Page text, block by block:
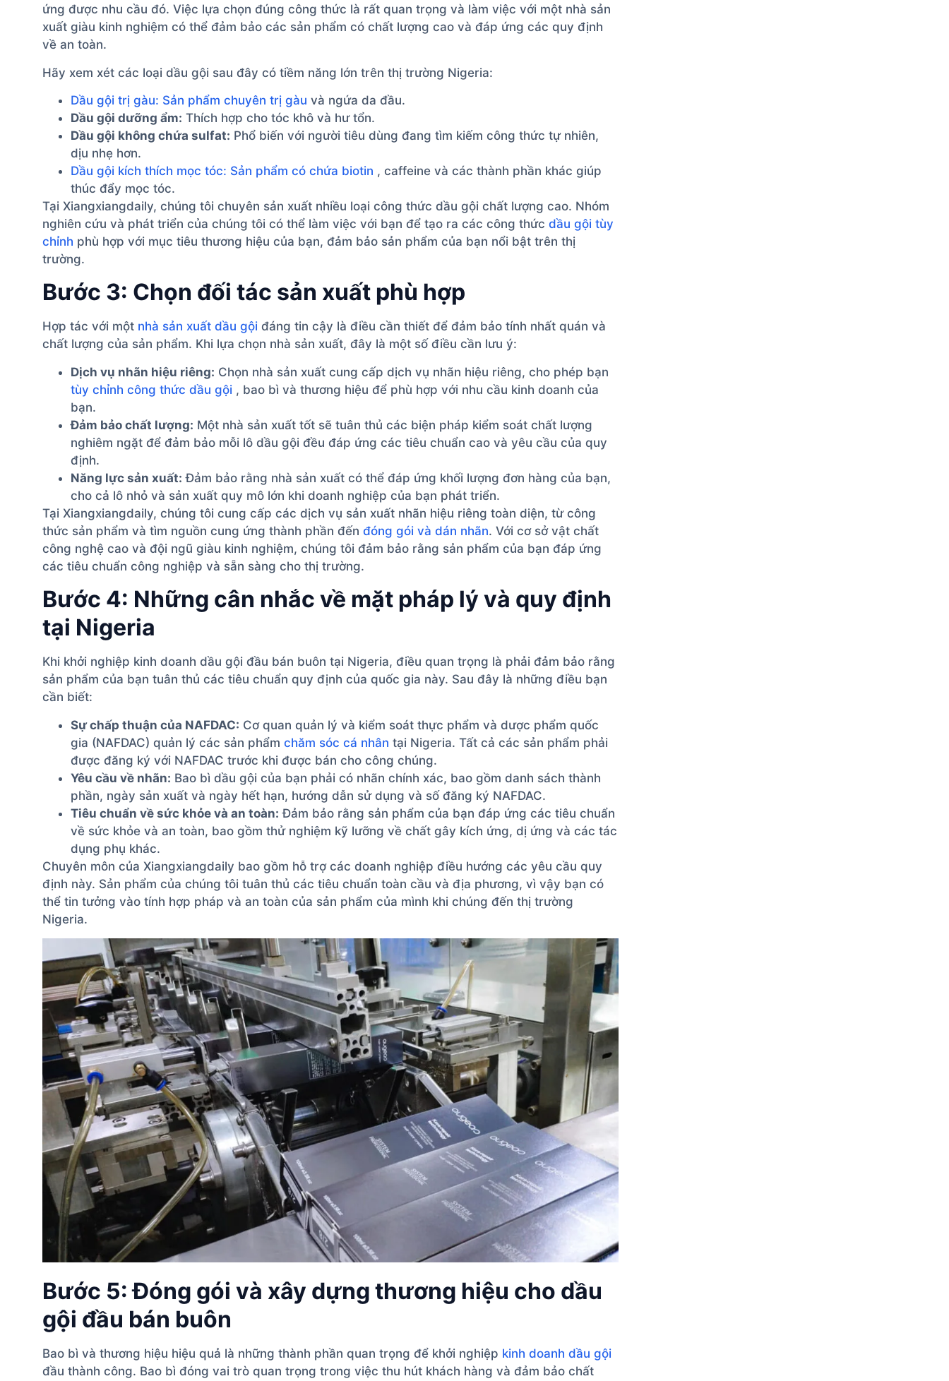
ứng được nhu cầu đó. Việc lựa chọn đúng công thức là rất quan trọng và làm việc với một nhà sản
xuất giàu kinh nghiệm có thể đảm bảo các sản phẩm có chất lượng cao và đáp ứng các quy định
về an toàn.
Hãy xem xét các loại dầu gội sau đây có tiềm năng lớn trên thị trường Nigeria:
Dầu gội trị gàu: Sản phẩm chuyên trị gàu và ngứa da đầu.
Dầu gội dưỡng ẩm: Thích hợp cho tóc khô và hư tổn.
Dầu gội không chứa sulfat: Phổ biến với người tiêu dùng đang tìm kiếm công thức tự nhiên,
dịu nhẹ hơn.
Dầu gội kích thích mọc tóc: Sản phẩm có chứa biotin , caffeine và các thành phần khác giúp
thúc đẩy mọc tóc.
Tại Xiangxiangdaily, chúng tôi chuyên sản xuất nhiều loại công thức dầu gội chất lượng cao. Nhóm
nghiên cứu và phát triển của chúng tôi có thể làm việc với bạn để tạo ra các công thức dầu gội tùy
chỉnh phù hợp với mục tiêu thương hiệu của bạn, đảm bảo sản phẩm của bạn nổi bật trên thị
trường.
Bước 3: Chọn đối tác sản xuất phù hợp
Hợp tác với một nhà sản xuất dầu gội đáng tin cậy là điều cần thiết để đảm bảo tính nhất quán và
chất lượng của sản phẩm. Khi lựa chọn nhà sản xuất, đây là một số điều cần lưu ý:
Dịch vụ nhãn hiệu riêng: Chọn nhà sản xuất cung cấp dịch vụ nhãn hiệu riêng, cho phép bạn
tùy chỉnh công thức dầu gội , bao bì và thương hiệu để phù hợp với nhu cầu kinh doanh của
bạn.
Đảm bảo chất lượng: Một nhà sản xuất tốt sẽ tuân thủ các biện pháp kiểm soát chất lượng
nghiêm ngặt để đảm bảo mỗi lô dầu gội đều đáp ứng các tiêu chuẩn cao và yêu cầu của quy
định.
Năng lực sản xuất: Đảm bảo rằng nhà sản xuất có thể đáp ứng khối lượng đơn hàng của bạn,
cho cả lô nhỏ và sản xuất quy mô lớn khi doanh nghiệp của bạn phát triển.
Tại Xiangxiangdaily, chúng tôi cung cấp các dịch vụ sản xuất nhãn hiệu riêng toàn diện, từ công
thức sản phẩm và tìm nguồn cung ứng thành phần đến đóng gói và dán nhãn. Với cơ sở vật chất
công nghệ cao và đội ngũ giàu kinh nghiệm, chúng tôi đảm bảo rằng sản phẩm của bạn đáp ứng
các tiêu chuẩn công nghiệp và sẵn sàng cho thị trường.
Bước 4: Những cân nhắc về mặt pháp lý và quy định
tại Nigeria
Khi khởi nghiệp kinh doanh dầu gội đầu bán buôn tại Nigeria, điều quan trọng là phải đảm bảo rằng
sản phẩm của bạn tuân thủ các tiêu chuẩn quy định của quốc gia này. Sau đây là những điều bạn
cần biết:
Sự chấp thuận của NAFDAC: Cơ quan quản lý và kiểm soát thực phẩm và dược phẩm quốc
gia (NAFDAC) quản lý các sản phẩm chăm sóc cá nhân tại Nigeria. Tất cả các sản phẩm phải
được đăng ký với NAFDAC trước khi được bán cho công chúng.
Yêu cầu về nhãn: Bao bì dầu gội của bạn phải có nhãn chính xác, bao gồm danh sách thành
phần, ngày sản xuất và ngày hết hạn, hướng dẫn sử dụng và số đăng ký NAFDAC.
Tiêu chuẩn về sức khỏe và an toàn: Đảm bảo rằng sản phẩm của bạn đáp ứng các tiêu chuẩn
về sức khỏe và an toàn, bao gồm thử nghiệm kỹ lưỡng về chất gây kích ứng, dị ứng và các tác
dụng phụ khác.
Chuyên môn của Xiangxiangdaily bao gồm hỗ trợ các doanh nghiệp điều hướng các yêu cầu quy
định này. Sản phẩm của chúng tôi tuân thủ các tiêu chuẩn toàn cầu và địa phương, vì vậy bạn có
thể tin tưởng vào tính hợp pháp và an toàn của sản phẩm của mình khi chúng đến thị trường
Nigeria.
Bước 5: Đóng gói và xây dựng thương hiệu cho dầu
gội đầu bán buôn
Bao bì và thương hiệu hiệu quả là những thành phần quan trọng để khởi nghiệp kinh doanh dầu gội
đầu thành công. Bao bì đóng vai trò quan trọng trong việc thu hút khách hàng và đảm bảo chất